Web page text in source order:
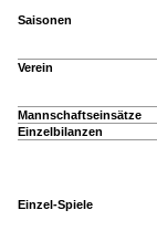
Saisonen
Verein
Mannschaftseinsätze
Einzelbilanzen
Einzel-Spiele